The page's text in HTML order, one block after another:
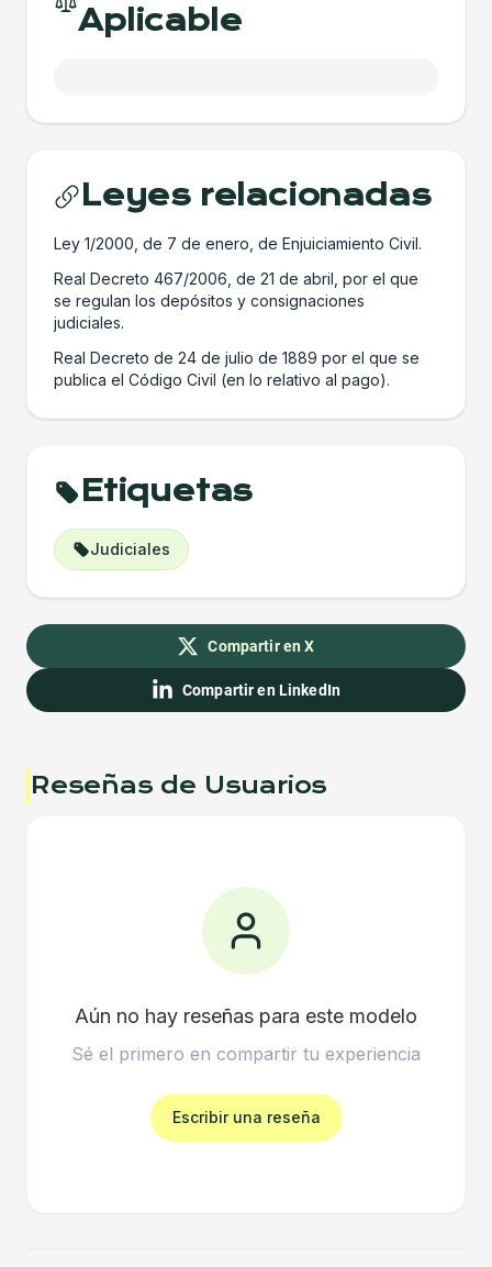
Aplicable
Leyes relacionadas
Ley 1/2000, de 7 de enero, de Enjuiciamiento Civil.
Real Decreto 467/2006, de 21 de abril, por el que
se regulan los depósitos y consignaciones
judiciales.
Real Decreto de 24 de julio de 1889 por el que se
publica el Código Civil (en lo relativo al pago).
Etiquetas
Judiciales
Compartir en X
Compartir en LinkedIn
Reseñas de Usuarios
Aún no hay reseñas para este modelo
Sé el primero en compartir tu experiencia
Escribir una reseña